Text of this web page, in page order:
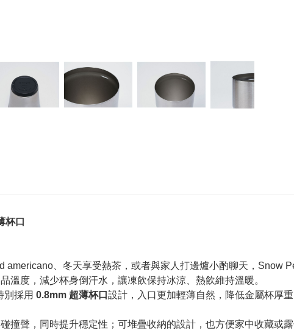
杯口
americano、冬天享受熱茶，或者與家人打邊爐小酌聊天，Snow
溫度，減少杯身倒汗水，讓凍飲保持冰涼、熱飲維持溫暖。
別採用 0.8mm 超薄杯口 設計，入口更加輕薄自然，降低金屬杯厚
撞聲，同時提升穩定性；可堆疊收納的設計，也方便家中收藏或露